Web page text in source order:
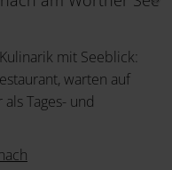
mit Seeblick:
warten auf
Tages- und